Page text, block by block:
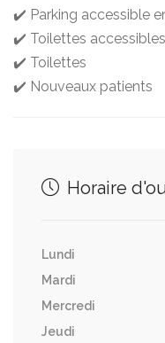
✔️ Parking accessible
✔️ Toilettes
✔️ Toilettes
✔️ Nouveaux patients
Horaire
Lundi
Mardi
Mercredi
Jeudi